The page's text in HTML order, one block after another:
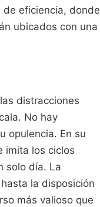
de eficiencia, donde
ubicados con una
distracciones
No hay
opulencia. En su
imita los ciclos
solo día. La
la disposición
más valioso que